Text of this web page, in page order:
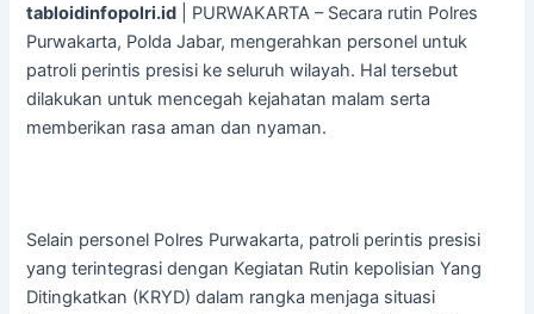
tabloidinfopolri.id | PURWAKARTA – Secara rutin Polres
Purwakarta, Polda Jabar, mengerahkan personel untuk
patroli perintis presisi ke seluruh wilayah. Hal tersebut
dilakukan untuk mencegah kejahatan malam serta
memberikan rasa aman dan nyaman.
Selain personel Polres Purwakarta, patroli perintis presisi
yang terintegrasi dengan Kegiatan Rutin kepolisian Yang
Ditingkatkan (KRYD) dalam rangka menjaga situasi